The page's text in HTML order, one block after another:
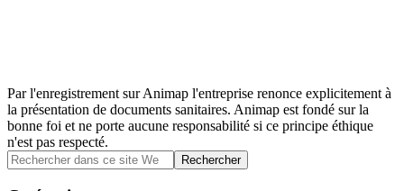
Par l'enregistrement sur Animap l'entreprise renonce explicitement à
la présentation de documents sanitaires. Animap est fondé sur la
bonne foi et ne porte aucune responsabilité si ce principe éthique
n'est pas respecté.
Barre
latérale
Rechercher
dans